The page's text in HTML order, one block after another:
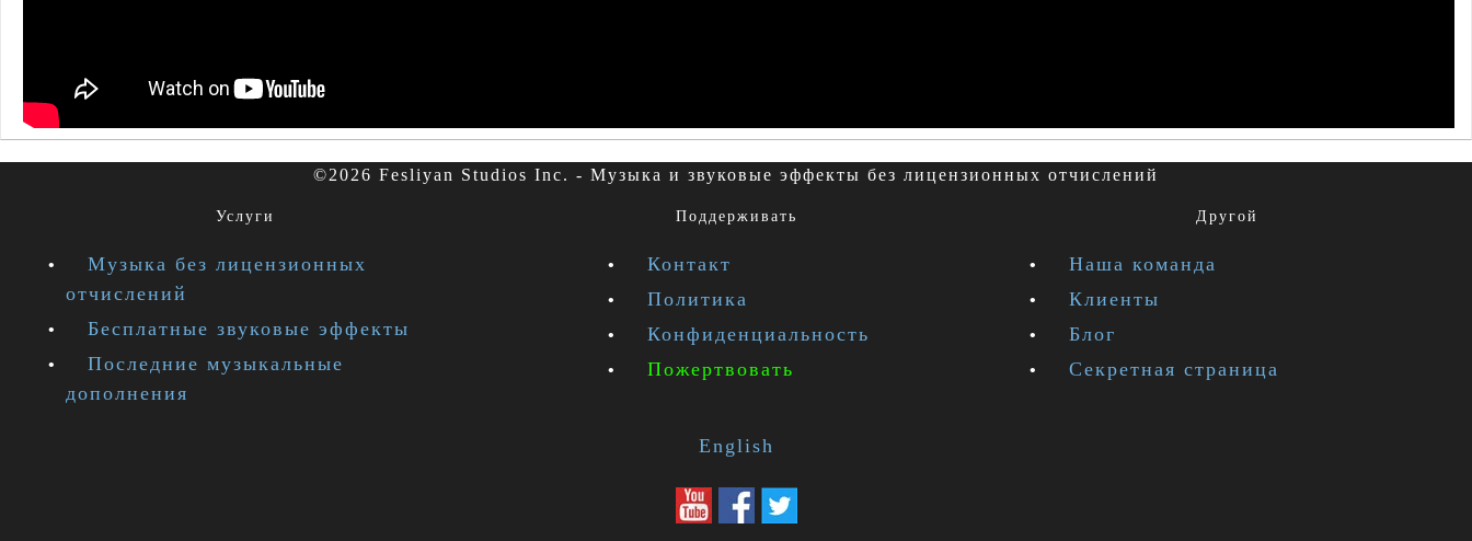
©2026 Fesliyan Studios Inc. - Музыка и звуковые эффекты без лицензионных отчислений
Услуги
Музыка без лицензионных
отчислений
Бесплатные звуковые эффекты
Последние музыкальные
дополнения
Поддерживать
Контакт
Политика
Конфиденциальность
Пожертвовать
Другой
Наша команда
Клиенты
Блог
Секретная страница
English